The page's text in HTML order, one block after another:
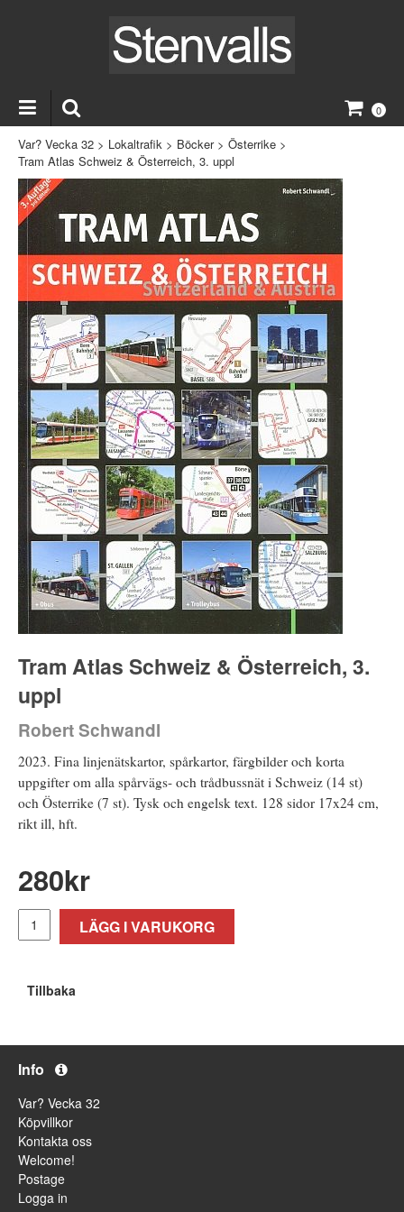
0
Var? Vecka 32 > Lokaltrafik > Böcker> Österrike >
Tram Atlas Schweiz & Österreich, 3. uppl
Tram Atlas Schweiz & Österreich, 3.
uppl
Robert Schwandl
2023. Fina linjenätskartor, spårkartor, färgbilder och korta
uppgifter om alla spårvägs- och trådbussnät i Schweiz (14 st)
och Österrike (7 st). Tysk och engelsk text. 128 sidor 17x24 cm,
rikt ill, hft.
280kr
LÄGG I VARUKORG
Tillbaka
Info
Var? Vecka 32
Köpvillkor
Kontakta oss
Welcome!
Postage
Logga in